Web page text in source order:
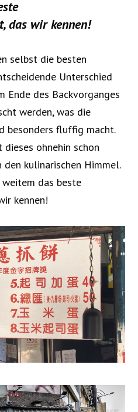
das wir kennen!
selbst die besten
Unterschied
Ende des Backvorganges
werden, was die
besonders fluffig macht.
dieses ohnehin schon
kulinarischen Himmel.
weitem das beste
kennen!